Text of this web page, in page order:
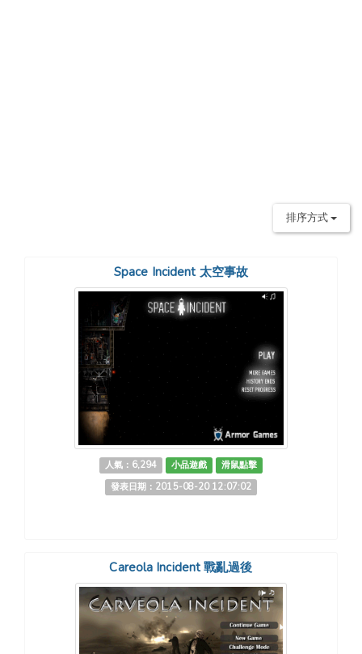
排序方式
Space Incident 太空事故
人氣：6,294 小品遊戲
滑鼠點擊
發表日期：2015-08-20 12:07:02
Careola Incident 戰亂過後